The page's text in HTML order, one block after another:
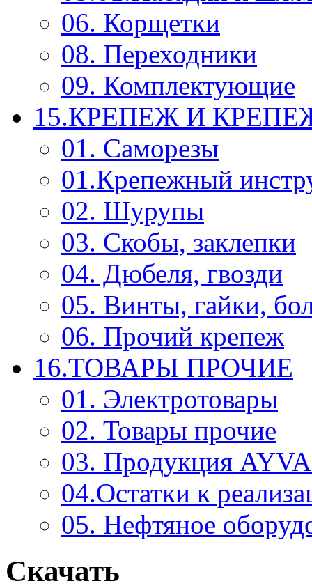
06. Корщетки
08. Переходники
09. Комплектующие
15.КРЕПЕЖ И
01. Саморезы
01.Крепежный
02. Шурупы
03. Скобы, заклепки
04. Дюбеля, гвозди
05. Винты, гайки,
06. Прочий крепеж
16.ТОВАРЫ ПРОЧИЕ
01. Электротовары
02. Товары прочие
03. Продукция
04.Остатки к
05. Нефтяное
Скачать